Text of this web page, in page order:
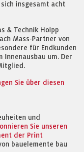
insgesamt acht
& Technik Holpp
Mass-Partner von
für Endkunden
Innenausbau um. Der
Sie über diesen
und
Sie unseren
der Print
bauelemente bau